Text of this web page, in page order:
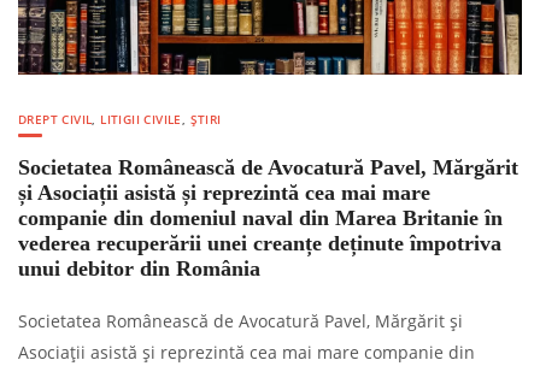
DREPT CIVIL, LITIGII CIVILE, ȘTIRI
Societatea Românească de Avocatură Pavel, Mărgărit
și Asociații asistă și reprezintă cea mai mare
companie din domeniul naval din Marea Britanie în
vederea recuperării unei creanțe deținute împotriva
unui debitor din România
Societatea Românească de Avocatură Pavel, Mărgărit și
Asociații asistă și reprezintă cea mai mare companie din